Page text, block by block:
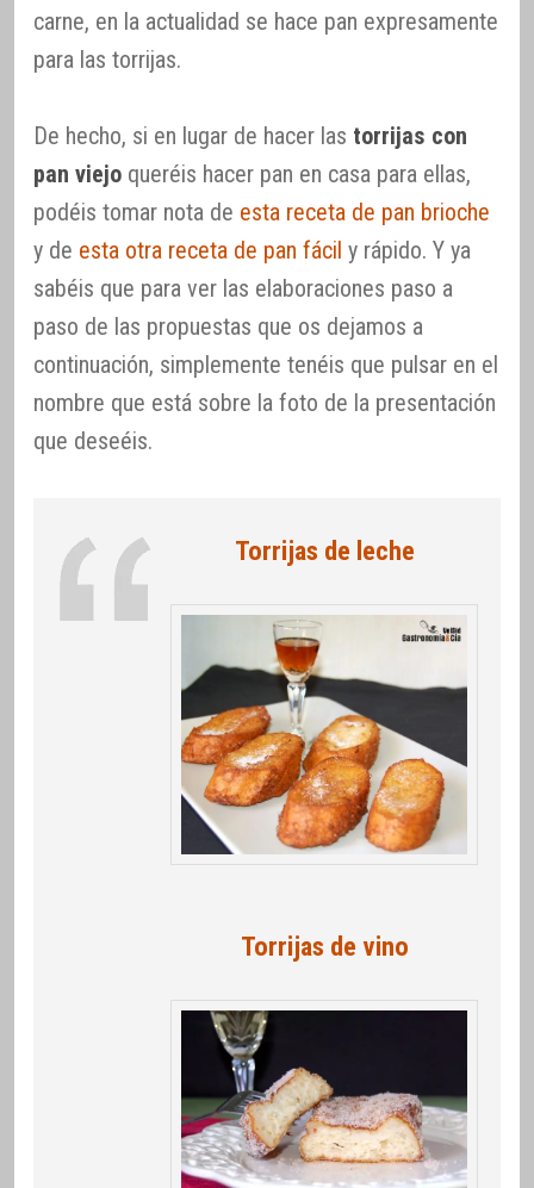
carne, en la actualidad se hace pan expresamente
para las torrijas.
De hecho, si en lugar de hacer las torrijas con
pan viejo queréis hacer pan en casa para ellas,
podéis tomar nota de esta receta de pan brioche
y de esta otra receta de pan fácil y rápido. Y ya
sabéis que para ver las elaboraciones paso a
paso de las propuestas que os dejamos a
continuación, simplemente tenéis que pulsar en el
nombre que está sobre la foto de la presentación
que deseéis.
Torrijas de leche
Torrijas de vino